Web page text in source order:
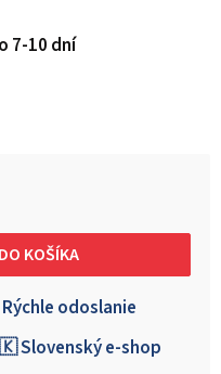
7-10 dní
DO KOŠÍKA
odoslanie
Slovenský e-shop